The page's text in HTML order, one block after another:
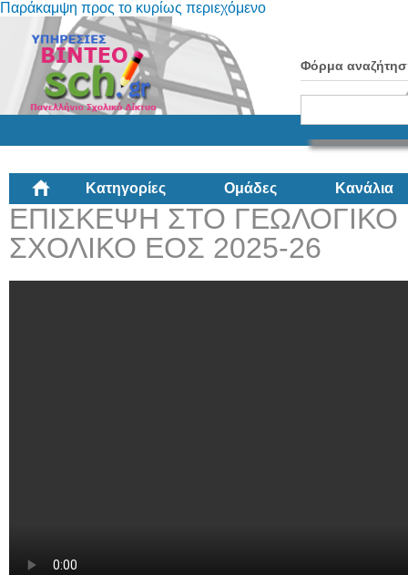
Παράκαμψη προς το κυρίως περιεχόμενο
Φόρμα
Κατηγορίες Ομάδες Κανάλια
ΕΠΙΣΚΕΨΗ ΣΤΟ
ΣΧΟΛΙΚΟ ΕΟΣ 2025-26